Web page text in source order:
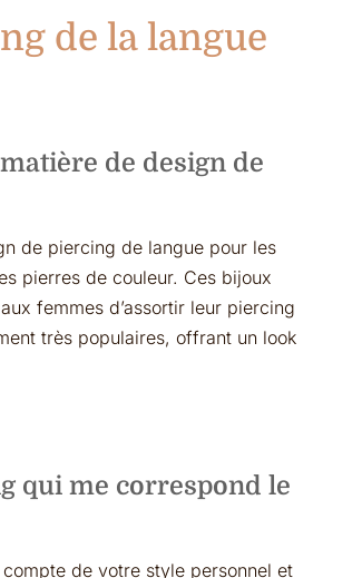
de la langue
de design de
de piercing de langue pour les
pierres de couleur. Ces bijoux
femmes d’assortir leur piercing
très populaires, offrant un look
qui me correspond le
de votre style personnel et